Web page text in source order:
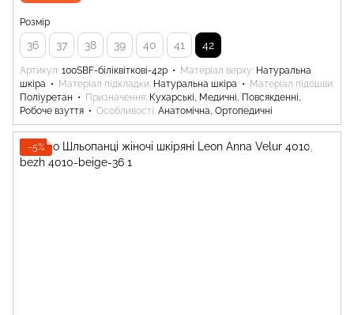
Розмір
36 37 38 39 40 41 42
Артикул 100SBF-біліквіткові-42р Матеріал верху Натуральна
шкіра
Матеріал підкладки Натуральна шкіра
Матеріал підошви
Поліуретан
Призначення Кухарські, Медичні, Повсякденні,
Робоче взуття
Особливості Анатомічна, Ортопедичні
−5%